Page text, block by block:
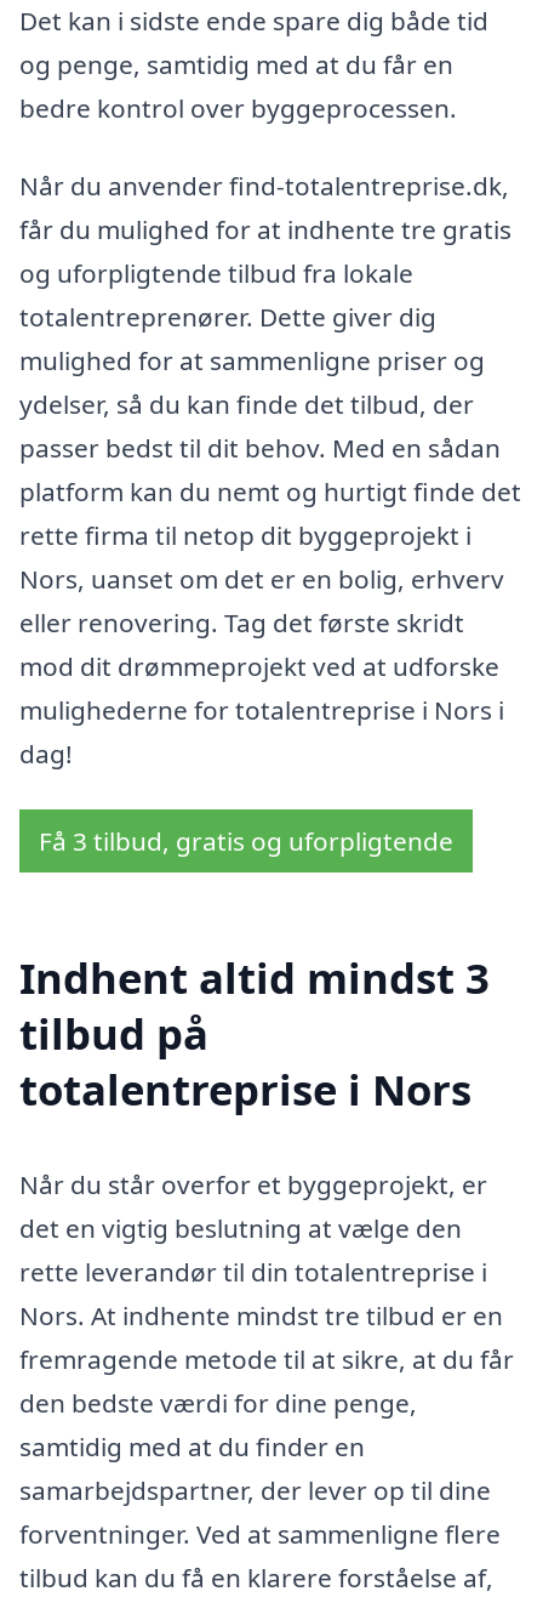
Det kan i sidste ende spare dig både tid
og penge, samtidig med at du får en
bedre kontrol over byggeprocessen.
Når du anvender find-totalentreprise.dk,
får du mulighed for at indhente tre gratis
og uforpligtende tilbud fra lokale
totalentreprenører. Dette giver dig
mulighed for at sammenligne priser og
ydelser, så du kan finde det tilbud, der
passer bedst til dit behov. Med en sådan
platform kan du nemt og hurtigt finde det
rette firma til netop dit byggeprojekt i
Nors, uanset om det er en bolig, erhverv
eller renovering. Tag det første skridt
mod dit drømmeprojekt ved at udforske
mulighederne for totalentreprise i Nors i
dag!
Få 3 tilbud, gratis og uforpligtende
Indhent altid mindst 3
tilbud på
totalentreprise i Nors
Når du står overfor et byggeprojekt, er
det en vigtig beslutning at vælge den
rette leverandør til din totalentreprise i
Nors. At indhente mindst tre tilbud er en
fremragende metode til at sikre, at du får
den bedste værdi for dine penge,
samtidig med at du finder en
samarbejdspartner, der lever op til dine
forventninger. Ved at sammenligne flere
tilbud kan du få en klarere forståelse af,